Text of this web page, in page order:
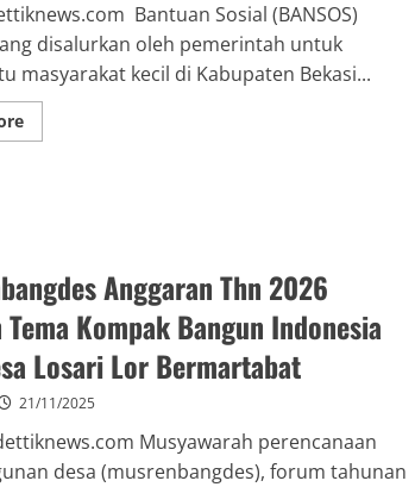
Bantuan Sosial (BANSOS)
disalurkan oleh pemerintah untuk
masyarakat kecil di Kabupaten Bekasi...
Anggaran Thn 2026
Tema Kompak Bangun Indonesia
Losari Lor Bermartabat
21/11/2025
Musyawarah perencanaan
desa (musrenbangdes), forum tahunan